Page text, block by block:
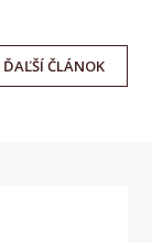
ĎAĽŠÍČLÁNOK